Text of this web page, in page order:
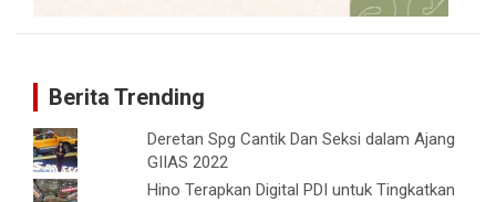
Berita Trending
Deretan Spg Cantik Dan Seksi dalam Ajang
GIIAS 2022
Hino Terapkan Digital PDI untuk Tingkatkan